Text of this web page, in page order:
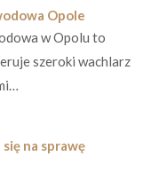
Opole
w Opolu to
szeroki wachlarz
się na sprawę